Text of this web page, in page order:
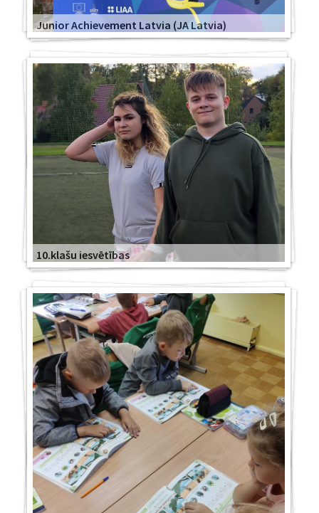
Junior Achievement Latvia (JA Latvia)
10.klašu iesvētības